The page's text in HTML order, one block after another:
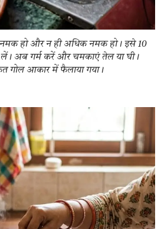
हो और न ही अधिक नमक हो। इसे 10
अब गर्म करें और चमकाएं तेल या घी।
गोल आकार में फैलाया गया।